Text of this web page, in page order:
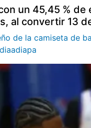
un 45,45 %
al convertir 13
de la camiseta de